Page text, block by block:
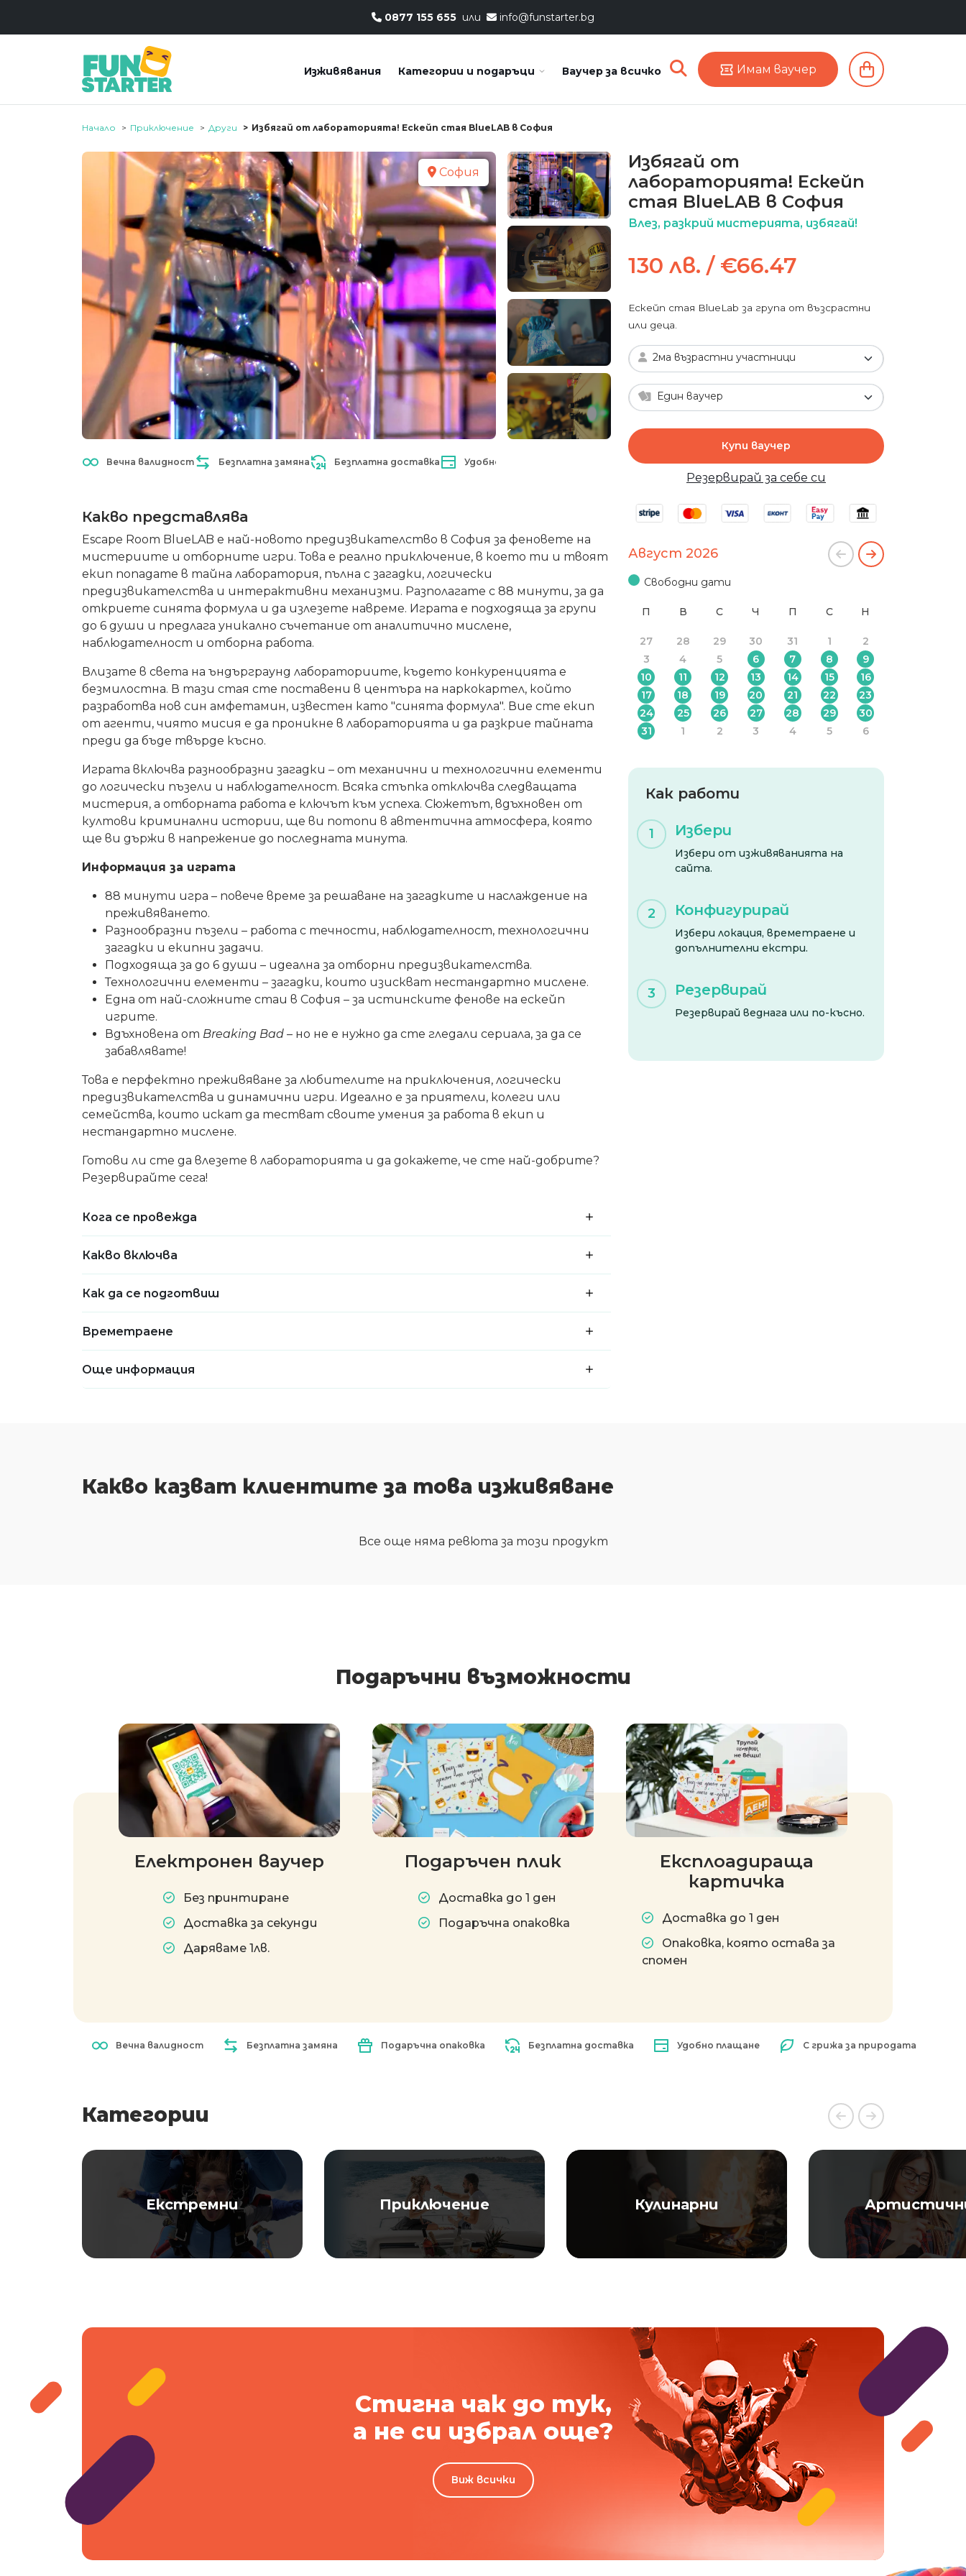
0877 155 655 или info@funstarter.bg
Изживявания Категории и подаръци Ваучер за всичко Имам ваучер
Начало Приключение Други Избягай от лабораторията! Ескейп стая BlueLAB в София
София
Вечна валидност Безплатна замяна Безплатна доставка Удобно плащане
Какво представлява
Escape Room BlueLAB е най-новото предизвикателство в София за феновете на
мистериите и отборните игри. Това е реално приключение, в което ти и твоят
екип попадате в тайна лаборатория, пълна с загадки, логически
предизвикателства и интерактивни механизми. Разполагате с 88 минути, за да
откриете синята формула и да излезете навреме. Играта е подходяща за групи
до 6 души и предлага уникално съчетание от аналитично мислене,
наблюдателност и отборна работа.
Влизате в света на ъндърграунд лабораториите, където конкуренцията е
безмилостна. В тази стая сте поставени в центъра на наркокартел, който
разработва нов син амфетамин, известен като "синята формула". Вие сте екип
от агенти, чиято мисия е да проникне в лабораторията и да разкрие тайната
преди да бъде твърде късно.
Играта включва разнообразни загадки – от механични и технологични елементи
до логически пъзели и наблюдателност. Всяка стъпка отключва следващата
мистерия, а отборната работа е ключът към успеха. Сюжетът, вдъхновен от
култови криминални истории, ще ви потопи в автентична атмосфера, която
ще ви държи в напрежение до последната минута.
Информация за играта
88 минути игра – повече време за решаване на загадките и наслаждение на
преживяването.
Разнообразни пъзели – работа с течности, наблюдателност, технологични
загадки и екипни задачи.
Подходяща за до 6 души – идеална за отборни предизвикателства.
Технологични елементи – загадки, които изискват нестандартно мислене.
Една от най-сложните стаи в София – за истинските фенове на ескейп
игрите.
Вдъхновена от Breaking Bad – но не е нужно да сте гледали сериала, за да се
забавлявате!
Това е перфектно преживяване за любителите на приключения, логически
предизвикателства и динамични игри. Идеално е за приятели, колеги или
семейства, които искат да тестват своите умения за работа в екип и
нестандартно мислене.
Готови ли сте да влезете в лабораторията и да докажете, че сте най-добрите?
Резервирайте сега!
Кога се провежда
Какво включва
Как да се подготвиш
Времетраене
Още информация
Избягай от
лабораторията! Ескейп
стая BlueLAB в София
Влез, разкрий мистерията, избягай!
130 лв. / €66.47
Ескейп стая BlueLab за група от възсрастни
или деца.
2ма възрастни участници
Един ваучер
Купи ваучер
Резервирай за себе си
Август 2026
Свободни дати
П В С Ч П С Н
27 28 29 30 31 1
2
3
4 5 6 7 8
9
10
11 12 13 14 15
16
17
18 19 20 21 22
23
24
25 26 27 28 29
30
31
1 2 3 4 5 6
Как работи
1 Избери
Избери от изживяванията на
сайта.
2 Конфигурирай
Избери локация, времетраене и
допълнителни екстри.
3 Резервирай
Резервирай веднага или по-късно.
Какво казват клиентите за това изживяване
Все още няма ревюта за този продукт
Подаръчни възможности
Електронен ваучер
Без принтиране
Доставка за секунди
Даряваме 1лв.
Подаръчен плик
Доставка до 1 ден
Подаръчна опаковка
Експлоадираща
картичка
Доставка до 1 ден
Опаковка, която остава за
спомен
Вечна валидност Безплатна замяна Подаръчна опаковка Безплатна доставка Удобно плащане С грижа за природата
Категории
Екстремни Приключение Кулинарни
Стигна чак до тук,
а не си избрал още?
Виж всички